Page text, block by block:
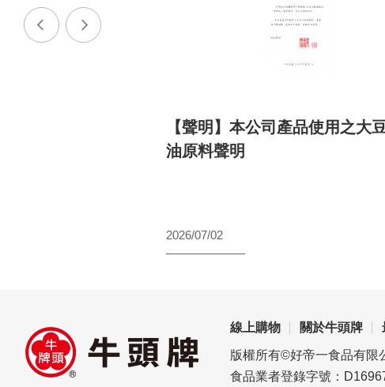
【聲明】本公司產品使用之大
油原料聲明
2026/07/02
線上購物 關於牛頭牌
版權所有©好帝一食品有限
食品業者登錄字號：